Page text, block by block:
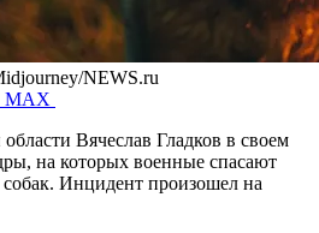
NEWS.ru
MAX
Вячеслав Гладков в своем
на которых военные спасают
Инцидент произошел на